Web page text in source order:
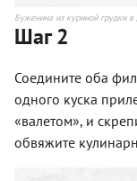
Буженина из куриной грудки
Шаг 2
Соедините оба
одного куска
«валетом», и
обвяжите